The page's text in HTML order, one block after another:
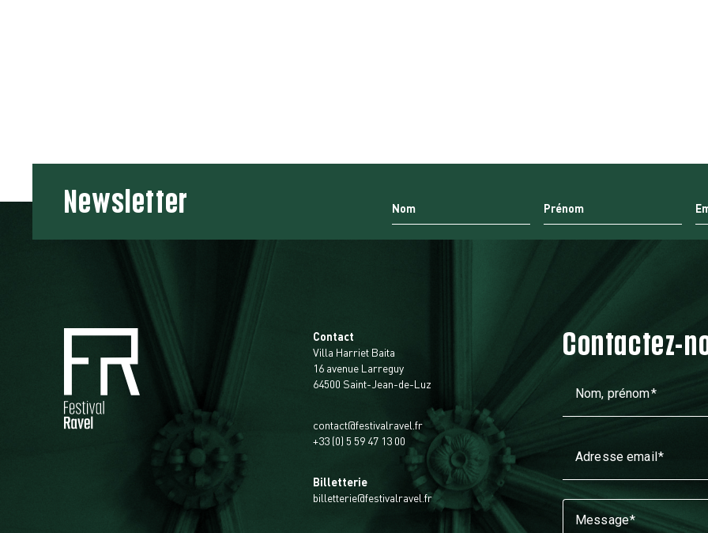
Newsletter
Contact
Villa Harriet Baita
16 avenue Larreguy
64500 Saint-Jean-de-Luz
contact@festivalravel.fr
+33 (0) 5 59 47 13 00
Billetterie
billetterie@festivalravel.fr
Contactez-
Nom, prénom
Adresse email
Message